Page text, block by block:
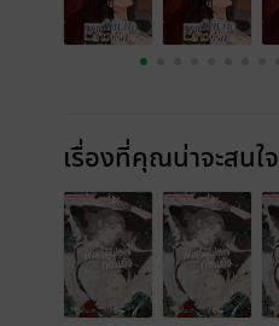
เรื่องที่คุณน่าจะสนใจ